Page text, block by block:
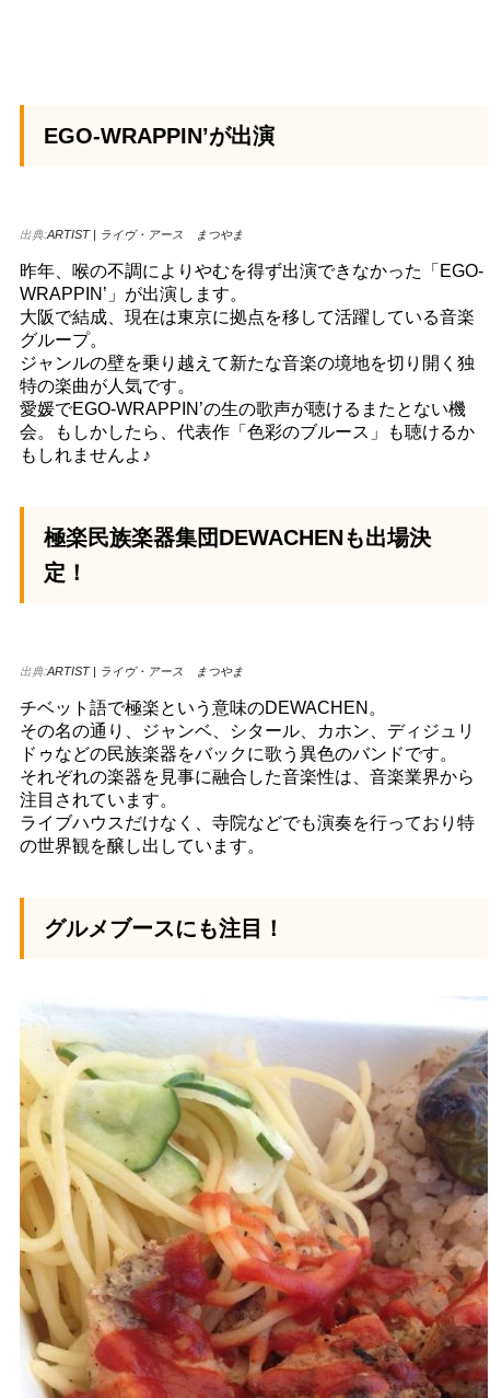
EGO-WRAPPIN’が出演
出典:ARTIST | ライヴ・アース まつやま
昨年、喉の不調によりやむを得ず出演できなかった「EGO-
WRAPPIN’」が出演します。
大阪で結成、現在は東京に拠点を移して活躍している音楽
グループ。
ジャンルの壁を乗り越えて新たな音楽の境地を切り開く独
特の楽曲が人気です。
愛媛でEGO-WRAPPIN’の生の歌声が聴けるまたとない機
会。もしかしたら、代表作「色彩のブルース」も聴けるか
もしれませんよ♪
極楽民族楽器集団DEWACHENも出場決
定！
出典:ARTIST | ライヴ・アース まつやま
チベット語で極楽という意味のDEWACHEN。
その名の通り、ジャンベ、シタール、カホン、ディジュリ
ドゥなどの民族楽器をバックに歌う異色のバンドです。
それぞれの楽器を見事に融合した音楽性は、音楽業界から
注目されています。
ライブハウスだけなく、寺院などでも演奏を行っており特
の世界観を醸し出しています。
グルメブースにも注目！